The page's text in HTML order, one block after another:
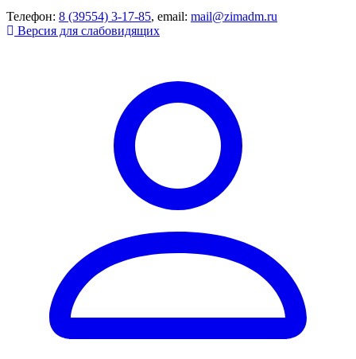
Телефон: 8 (39554) 3-17-85, email: mail@zimadm.ru
Версия для слабовидящих